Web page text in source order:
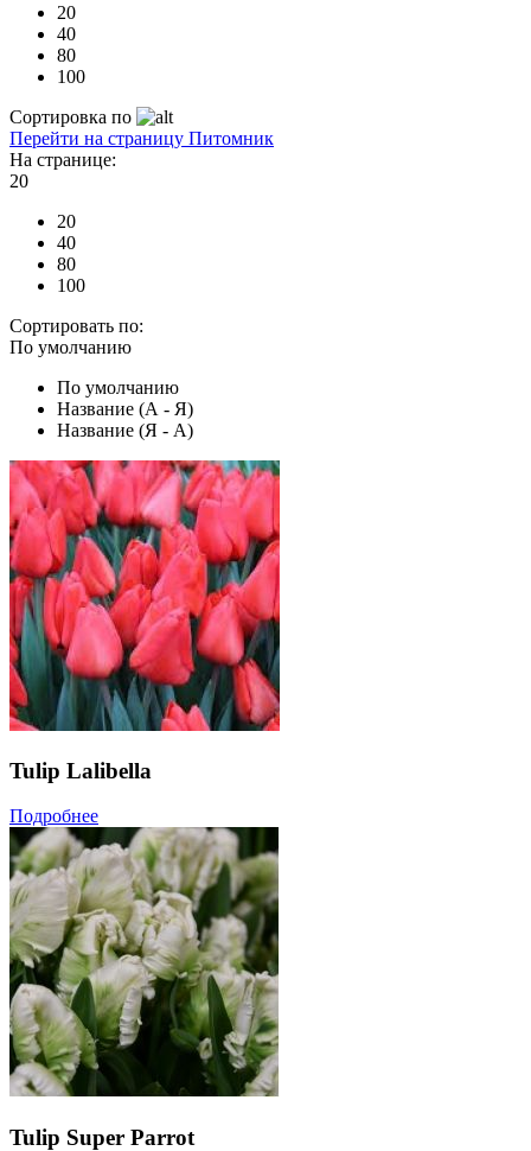
20
40
80
100
Сортировка по
Перейти на страницу Питомник
На странице:
20
20
40
80
100
Сортировать по:
По умолчанию
По умолчанию
Название (А - Я)
Название (Я - А)
Tulip Lalibella
Подробнее
Tulip Super Parrot